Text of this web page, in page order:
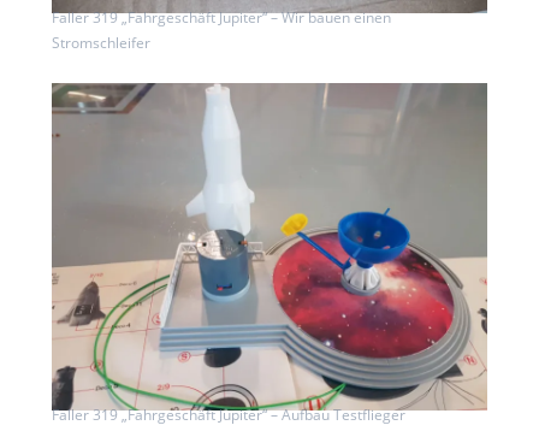
Faller 319 „Fahrgeschäft Jupiter“ – Wir bauen einen
Stromschleifer
Faller 319 „Fahrgeschäft Jupiter“ – Aufbau Testflieger